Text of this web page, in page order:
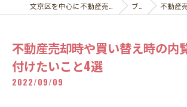
ブログ 不動産売却時や
不動産売却時や買い替え時の内
付けたいこと4選
2022/09/09